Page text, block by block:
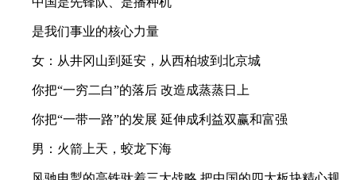
是我们事业的核心力量
女：从井冈山到延安，从西柏坡到北京城
你把“一穷二白”的落后 改造成蒸蒸日上
你把“一带一路”的发展 延伸成利益双赢和富强
男：火箭上天，蛟龙下海